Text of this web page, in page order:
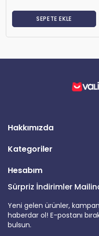
SEPETE EKLE
Hakkımızda
Kategoriler
Hesabım
Sürpriz İndirimler
Yeni gelen ürünler,
haberdar ol! E-postanı
bulsun.